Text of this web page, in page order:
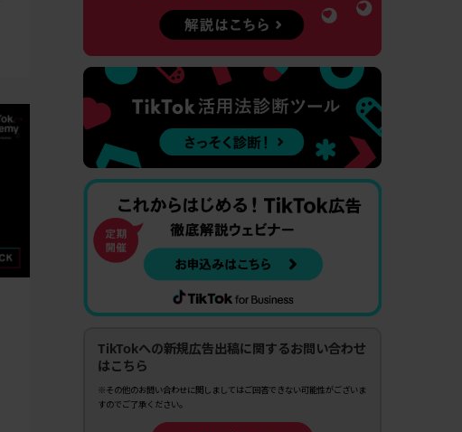
TikTokへの新規広告出稿に関するお問い合わせ
はこちら
※その他のお問い合わせに関しましてはご回答できない可能性がございま
すのでご了承ください。